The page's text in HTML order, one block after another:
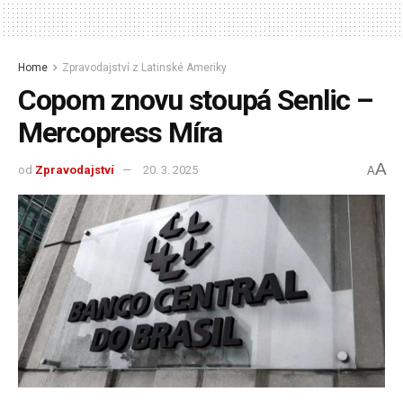
Home Zpravodajství z Latinské Ameriky
Copom znovu stoupá Senlic –
Mercopress Míra
od Zpravodajství 20. 3. 2025 AA